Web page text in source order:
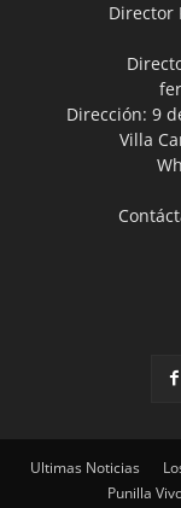
Director
Dirección: 9
Villa
Ultimas Noticias
Punilla